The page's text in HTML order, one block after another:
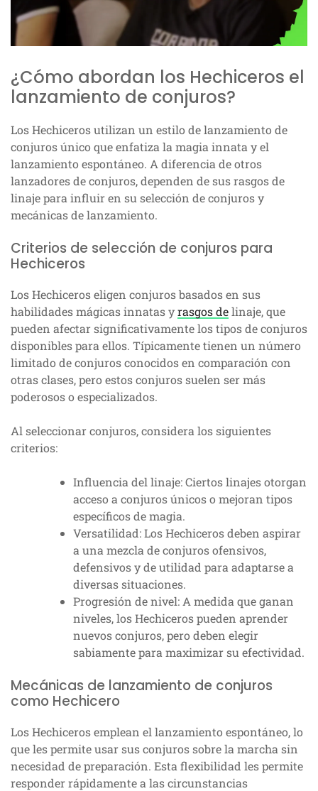
¿Cómo abordan los Hechiceros el
lanzamiento de conjuros?
Los Hechiceros utilizan un estilo de lanzamiento de
conjuros único que enfatiza la magia innata y el
lanzamiento espontáneo. A diferencia de otros
lanzadores de conjuros, dependen de sus rasgos de
linaje para influir en su selección de conjuros y
mecánicas de lanzamiento.
Criterios de selección de conjuros para
Hechiceros
Los Hechiceros eligen conjuros basados en sus
habilidades mágicas innatas yrasgos delinaje, que
pueden afectar significativamente los tipos de conjuros
disponibles para ellos. Típicamente tienen un número
limitado de conjuros conocidos en comparación con
otras clases, pero estos conjuros suelen ser más
poderosos o especializados.
Al seleccionar conjuros, considera los siguientes
criterios:
Influencia del linaje: Ciertos linajes otorgan
acceso a conjuros únicos o mejoran tipos
específicos de magia.
Versatilidad: Los Hechiceros deben aspirar
a una mezcla de conjuros ofensivos,
defensivos y de utilidad para adaptarse a
diversas situaciones.
Progresión de nivel: A medida que ganan
niveles, los Hechiceros pueden aprender
nuevos conjuros, pero deben elegir
sabiamente para maximizar su efectividad.
Mecánicas de lanzamiento de conjuros
como Hechicero
Los Hechiceros emplean el lanzamiento espontáneo, lo
que les permite usar sus conjuros sobre la marcha sin
necesidad de preparación. Esta flexibilidad les permite
responder rápidamente a las circunstancias